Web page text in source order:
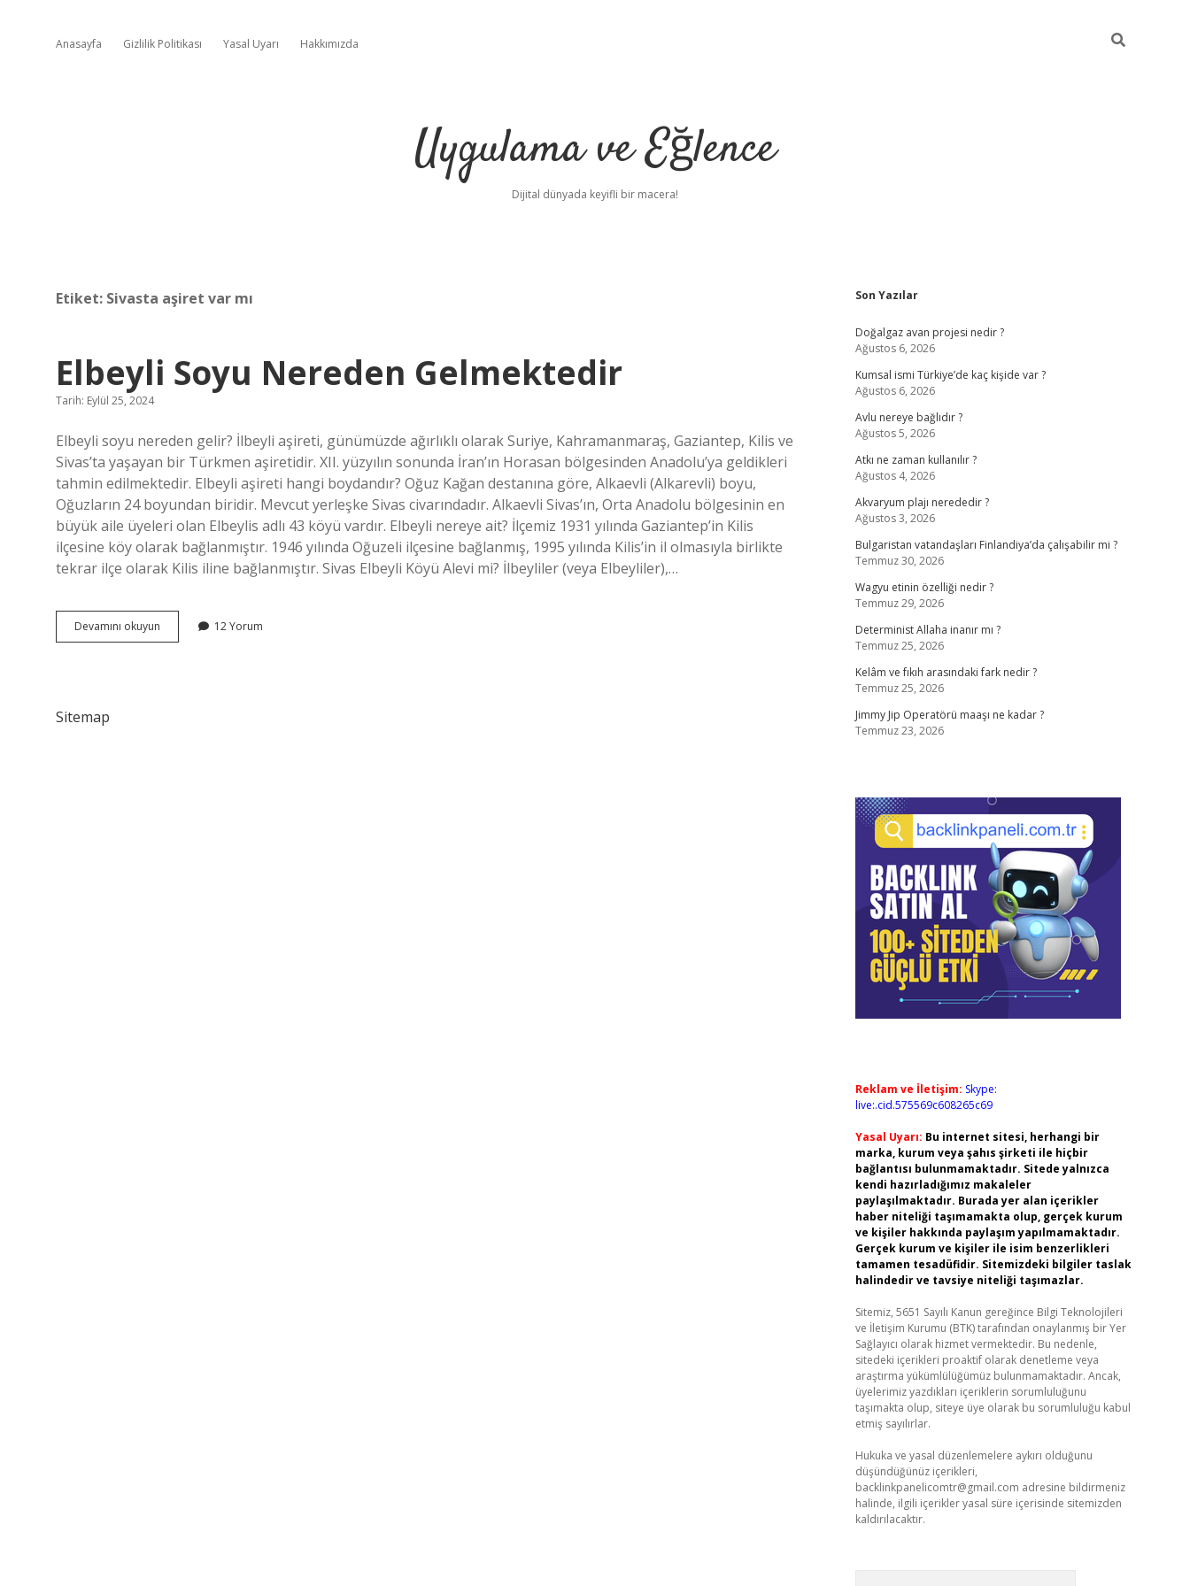
Anasayfa Gizlilik Politikası Yasal Uyarı Hakkımızda
Uygulama ve Eğlence
Dijital dünyada keyifli bir macera!
Etiket: Sivasta aşiret var mı
Elbeyli Soyu Nereden Gelmektedir
Tarih: Eylül 25, 2024
Elbeyli soyu nereden gelir? İlbeyli aşireti, günümüzde ağırlıklı olarak Suriye, Kahramanmaraş, Gaziantep, Kilis ve
Sivas’ta yaşayan bir Türkmen aşiretidir. XII. yüzyılın sonunda İran’ın Horasan bölgesinden Anadolu’ya geldikleri
tahmin edilmektedir. Elbeyli aşireti hangi boydandır? Oğuz Kağan destanına göre, Alkaevli (Alkarevli) boyu,
Oğuzların 24 boyundan biridir. Mevcut yerleşke Sivas civarındadır. Alkaevli Sivas’ın, Orta Anadolu bölgesinin en
büyük aile üyeleri olan Elbeylis adlı 43 köyü vardır. Elbeyli nereye ait? İlçemiz 1931 yılında Gaziantep’in Kilis
ilçesine köy olarak bağlanmıştır. 1946 yılında Oğuzeli ilçesine bağlanmış, 1995 yılında Kilis’in il olmasıyla birlikte
tekrar ilçe olarak Kilis iline bağlanmıştır. Sivas Elbeyli Köyü Alevi mi? İlbeyliler (veya Elbeyliler),…
Devamını okuyun
Soyu
12 Yorum
Sitemap
Sidebar
Son Yazılar
Doğalgaz avan projesi nedir ?
Ağustos 6, 2026
Kumsal ismi Türkiye’de kaç kişide var ?
Ağustos 6, 2026
Avlu nereye bağlıdır ?
Ağustos 5, 2026
Atkı ne zaman kullanılır ?
Ağustos 4, 2026
Akvaryum plajı nerededir ?
Ağustos 3, 2026
Bulgaristan vatandaşları Finlandiya’da çalışabilir mi ?
Temmuz 30, 2026
Wagyu etinin özelliği nedir ?
Temmuz 29, 2026
Determinist Allaha inanır mı ?
Temmuz 25, 2026
Kelâm ve fıkıh arasındaki fark nedir ?
Temmuz 25, 2026
Jimmy Jip Operatörü maaşı ne kadar ?
Temmuz 23, 2026
Reklam ve İletişim: Skype:
live:.cid.575569c608265c69
Yasal Uyarı: Bu internet sitesi, herhangi bir
marka, kurum veya şahıs şirketi ile hiçbir
bağlantısı bulunmamaktadır. Sitede yalnızca
kendi hazırladığımız makaleler
paylaşılmaktadır. Burada yer alan içerikler
haber niteliği taşımamakta olup, gerçek kurum
ve kişiler hakkında paylaşım yapılmamaktadır.
Gerçek kurum ve kişiler ile isim benzerlikleri
tamamen tesadüfidir. Sitemizdeki bilgiler taslak
halindedir ve tavsiye niteliği taşımazlar.
Sitemiz, 5651 Sayılı Kanun gereğince Bilgi Teknolojileri
ve İletişim Kurumu (BTK) tarafından onaylanmış bir Yer
Sağlayıcı olarak hizmet vermektedir. Bu nedenle,
sitedeki içerikleri proaktif olarak denetleme veya
araştırma yükümlülüğümüz bulunmamaktadır. Ancak,
üyelerimiz yazdıkları içeriklerin sorumluluğunu
taşımakta olup, siteye üye olarak bu sorumluluğu kabul
etmiş sayılırlar.
Hukuka ve yasal düzenlemelere aykırı olduğunu
düşündüğünüz içerikleri,
backlinkpanelicomtr@gmail.com adresine bildirmeniz
halinde, ilgili içerikler yasal süre içerisinde sitemizden
kaldırılacaktır.